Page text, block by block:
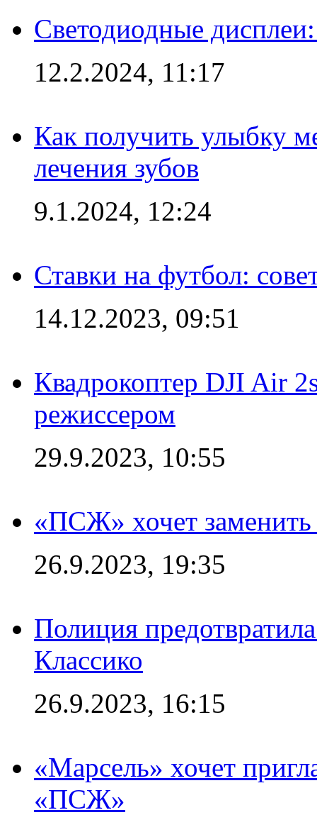
Светодиодные
12.2.2024, 11:17
Как получить улыбку
лечения зубов
9.1.2024, 12:24
Ставки на футбол:
14.12.2023, 09:51
Квадрокоптер DJI Air
режиссером
29.9.2023, 10:55
«ПСЖ» хочет
26.9.2023, 19:35
Полиция
Классико
26.9.2023, 16:15
«Марсель» хочет
«ПСЖ»